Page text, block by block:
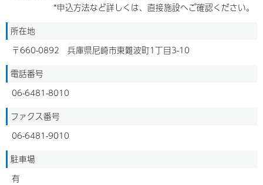
*申込方法など詳しくは、直接施設へご確認ください。
所在地
〒660-0892 兵庫県尼崎市東難波町1丁目3-10
電話番号
06-6481-8010
ファクス番号
06-6481-9010
駐車場
有